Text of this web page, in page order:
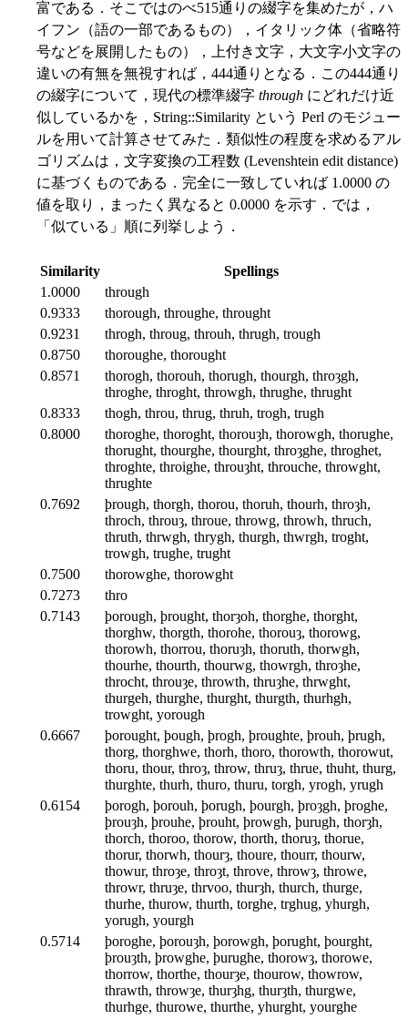
富である．そこではのべ515通りの綴字を集めたが，ハ
イフン（語の一部であるもの），イタリック体（省略符
号などを展開したもの），上付き文字，大文字小文字の
違いの有無を無視すれば，444通りとなる．この444通り
の綴字について，現代の標準綴字 through にどれだけ近
似しているかを，String::Similarity という Perl のモジュー
ルを用いて計算させてみた．類似性の程度を求めるアル
ゴリズムは，文字変換の工程数 (Levenshtein edit distance)
に基づくものである．完全に一致していれば 1.0000 の
値を取り，まったく異なると 0.0000 を示す．では，
「似ている」順に列挙しよう．
Similarity
Spellings
1.0000
through
0.9333
thorough, throughe, throught
0.9231
throgh, throug, throuh, thrugh, trough
0.8750
thoroughe, thorought
0.8571
thorogh, thorouh, thorugh, thourgh, throȝgh,
throghe, throght, throwgh, thrughe, thrught
0.8333
thogh, throu, thrug, thruh, trogh, trugh
0.8000
thoroghe, thoroght, thorouȝh, thorowgh, thorughe,
thorught, thourghe, thourght, throȝghe, throghet,
throghte, throighe, throuȝht, throuche, throwght,
thrughte
0.7692
þrough, thorgh, thorou, thoruh, thourh, throȝh,
throch, throuȝ, throue, throwg, throwh, thruch,
thruth, thrwgh, thrygh, thurgh, thwrgh, troght,
trowgh, trughe, trught
0.7500
thorowghe, thorowght
0.7273
thro
0.7143
þorough, þrought, thorȝoh, thorghe, thorght,
thorghw, thorgth, thorohe, thorouȝ, thorowg,
thorowh, thorrou, thoruȝh, thoruth, thorwgh,
thourhe, thourth, thourwg, thowrgh, throȝhe,
throcht, throuȝe, throwth, thruȝhe, thrwght,
thurgeh, thurghe, thurght, thurgth, thurhgh,
trowght, yorough
0.6667
þorought, þough, þrogh, þroughte, þrouh, þrugh,
thorg, thorghwe, thorh, thoro, thorowth, thorowut,
thoru, thour, throȝ, throw, thruȝ, thrue, thuht, thurg,
thurghte, thurh, thuro, thuru, torgh, yrogh, yrugh
0.6154
þorogh, þorouh, þorugh, þourgh, þroȝgh, þroghe,
þrouȝh, þrouhe, þrouht, þrowgh, þurugh, thorȝh,
thorch, thoroo, thorow, thorth, thoruȝ, thorue,
thorur, thorwh, thourȝ, thoure, thourr, thourw,
thowur, throȝe, throȝt, throve, throwȝ, throwe,
throwr, thruȝe, thrvoo, thurȝh, thurch, thurge,
thurhe, thurow, thurth, torghe, trghug, yhurgh,
yorugh, yourgh
0.5714
þoroghe, þorouȝh, þorowgh, þorught, þourght,
þrouȝth, þrowghe, þurughe, thorowȝ, thorowe,
thorrow, thorthe, thourȝe, thourow, thowrow,
thrawth, throwȝe, thurȝhg, thurȝth, thurgwe,
thurhge, thurowe, thurthe, yhurght, yourghe